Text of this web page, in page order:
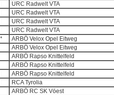
URC Radwelt VTA
URC Radwelt VTA
URC Radwelt VTA
URC Radwelt VTA
ARBÖ Velox Opel Eitweg
ARBÖ Velox Opel Eitweg
ARBÖ Rapso Knittelfeld
ARBÖ Rapso Knittelfeld
ARBÖ Rapso Knittelfeld
RCA Tyrolia
ARBÖ RC SK Vöest